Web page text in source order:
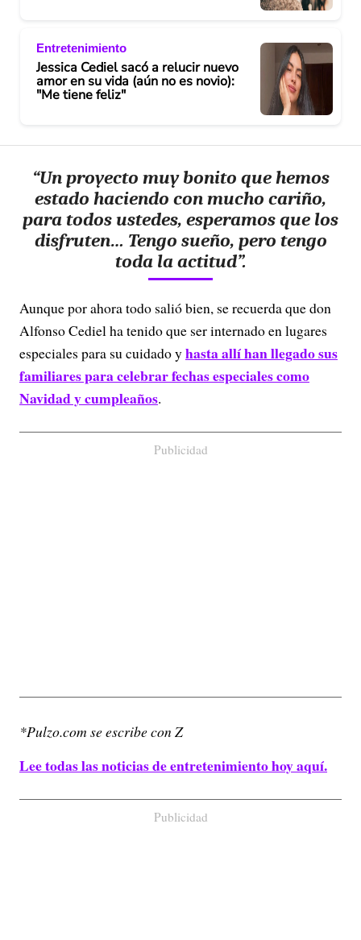
Entretenimiento
Jessica Cediel sacó a relucir nuevo
amor en su vida (aún no es novio):
"Me tiene feliz"
“Un proyecto muy bonito que hemos
estado haciendo con mucho cariño,
para todos ustedes, esperamos que los
disfruten… Tengo sueño, pero tengo
toda la actitud”.
Aunque por ahora todo salió bien, se recuerda que don
Alfonso Cediel ha tenido que ser internado en lugares
especiales para su cuidado yhasta allí han llegado sus
familiares para celebrar fechas especiales como
Navidad y cumpleaños.
Publicidad
*Pulzo.com se escribe con Z
Lee todas las noticias de entretenimiento hoy aquí.
Publicidad